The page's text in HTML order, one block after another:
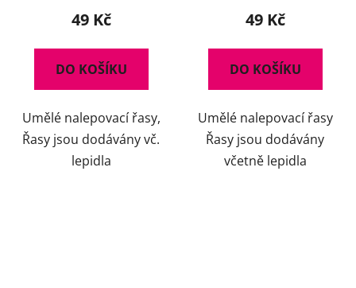
49 Kč
DO KOŠÍKU
Umělé nalepovací řasy,
Řasy jsou dodávány vč.
lepidla
produktu
5,0
z
hvězdiček.
49 Kč
DO KOŠÍKU
Umělé nalepovací řasy
Řasy jsou dodávány
včetně lepidla